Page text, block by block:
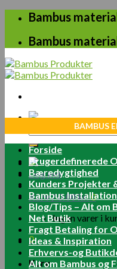
Skip
content
Bambus
Bambus
efter:
Log ind
Kurv /0.00kr.0
Ingen varer i
0
Kurv
BAMBUS
Forside
Brugerdefinerede
Bæredygtighed
Kunders Projekter
Bambus
Blog/Tips – Alt om
Net Butik
Fragt Betaling for
Ideas & Inspiration
Erhvervs-og
Alt om Bambus og